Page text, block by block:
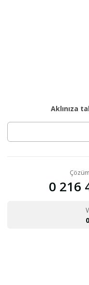
Aklınıza
0 216